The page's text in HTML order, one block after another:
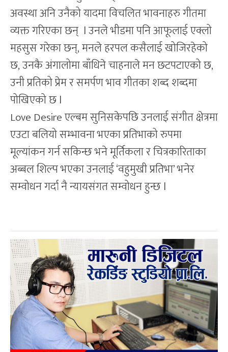
अवस्था अनि उनैको यादमा विचलित भावनाहरु गीतमा
व्यक्त गरिएका छन् l उनले भीडमा पनि आफूलाई एक्लो
महसुस गरेका छन्, मनले हरपल कसैलाई खोजिरहेको
छ, उनकै अंगालोमा बाँधिने चाहनाले मन छटपटाएको छ,
उनी प्रतिको प्रेम र समर्पण भाव गीतका शब्द शब्दमा
पोखिएको छ l
Love Desire एल्बम सुनिसकेपछि उनलाई संगीत क्षेत्रमा
एउटा बलियो सम्भावना भएका प्रतिभाको रुपमा
मूल्यांकन गर्न सकिन्छ भने मूर्तिकला र चित्रकारिताका
अब्बल शिल्प भएका उनलाई ‘वहुमुखी प्रतिभा’ भनेर
सम्वोधन गर्दा नै न्यायसंगत सम्वोधन हुन्छ l